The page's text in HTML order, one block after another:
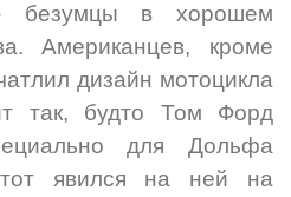
безумцы в хорошем
Американцев, кроме
дизайн мотоцикла
так, будто Том Форд
для Дольфа
явился на ней на